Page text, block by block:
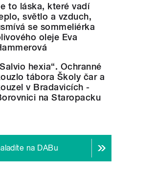
to láska, které vadí
světlo a vzduch,
se sommeliérka
oleje Eva
hexia“. Ochranné
tábora Školy čar a
v Bradavicích -
na Staropacku
na DABu